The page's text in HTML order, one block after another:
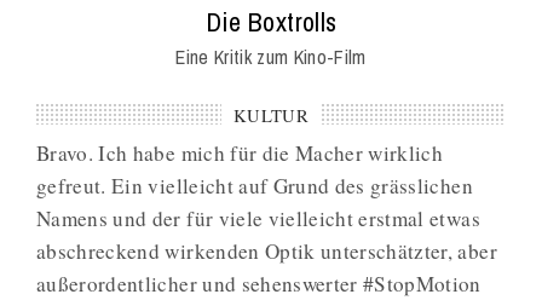
:
Die Boxtrolls
Eine Kritik zum Kino-Film
KULTUR
Bravo. Ich habe mich für die Macher wirklich
gefreut. Ein vielleicht auf Grund des grässlichen
Namens und der für viele vielleicht erstmal etwas
abschreckend wirkenden Optik unterschätzter, aber
außerordentlicher und sehenswerter #StopMotion